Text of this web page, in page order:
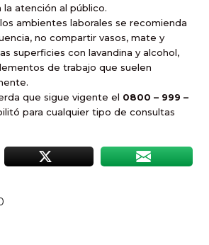
atención al público.
ambientes laborales se recomienda
no compartir vasos, mate y
superficies con lavandina y alcohol,
de trabajo que suelen
que sigue vigente el 0800 – 999 –
para cualquier tipo de consultas